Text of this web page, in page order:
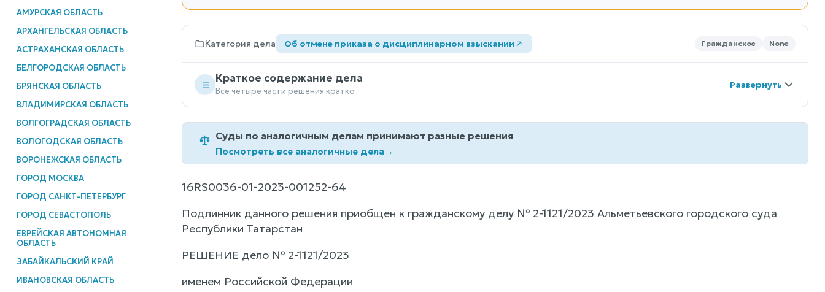
АМУРСКАЯ ОБЛАСТЬ
АРХАНГЕЛЬСКАЯ ОБЛАСТЬ
АСТРАХАНСКАЯ ОБЛАСТЬ
БЕЛГОРОДСКАЯ ОБЛАСТЬ
БРЯНСКАЯ ОБЛАСТЬ
ВЛАДИМИРСКАЯ ОБЛАСТЬ
ВОЛГОГРАДСКАЯ ОБЛАСТЬ
ВОЛОГОДСКАЯ ОБЛАСТЬ
ВОРОНЕЖСКАЯ ОБЛАСТЬ
ГОРОД МОСКВА
ГОРОД САНКТ-ПЕТЕРБУРГ
ГОРОД СЕВАСТОПОЛЬ
ЕВРЕЙСКАЯ АВТОНОМНАЯ
ОБЛАСТЬ
ЗАБАЙКАЛЬСКИЙ КРАЙ
ИВАНОВСКАЯ ОБЛАСТЬ
Категория дела Об отмене приказа о дисциплинарном взыскании Гражданское None
Краткое содержание дела
Все четыре части решения кратко
Суды по аналогичным делам принимают разные решения
Посмотреть все аналогичные дела→
16RS0036-01-2023-001252-64
Подлинник данного решения приобщен к гражданскому делу № 2-1121/2023 Альметьевского городского суда
Республики Татарстан
РЕШЕНИЕ дело № 2-1121/2023
именем Российской Федерации